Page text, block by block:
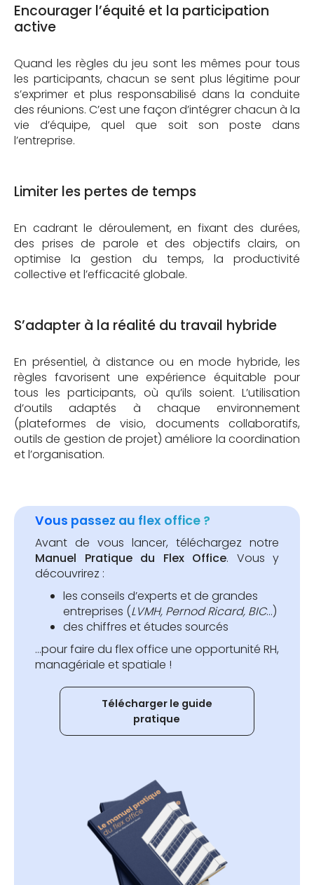
Encourager l’équité et la participation
active
Quand les règles du jeu sont les mêmes pour tous
les participants, chacun se sent plus légitime pour
s’exprimer et plus responsabilisé dans la conduite
des réunions. C’est une façon d’intégrer chacun à la
vie d’équipe, quel que soit son poste dans
l’entreprise.
Limiter les pertes de temps
En cadrant le déroulement, en fixant des durées,
des prises de parole et des objectifs clairs, on
optimise la gestion du temps, la productivité
collective et l’efficacité globale.
S’adapter à la réalité du travail hybride
En présentiel, à distance ou en mode hybride, les
règles favorisent une expérience équitable pour
tous les participants, où qu’ils soient. L’utilisation
d’outils adaptés à chaque environnement
(plateformes de visio, documents collaboratifs,
outils de gestion de projet) améliore la coordination
et l’organisation.
Vous passez au flex office ?
Avant de vous lancer, téléchargez notre
Manuel Pratique du Flex Office. Vous y
découvrirez :
les conseils d’experts et de grandes
entreprises (LVMH, Pernod Ricard, BIC…)
des chiffres et études sourcés
...pour faire du flex office une opportunité RH,
managériale et spatiale !
Télécharger le guide
pratique